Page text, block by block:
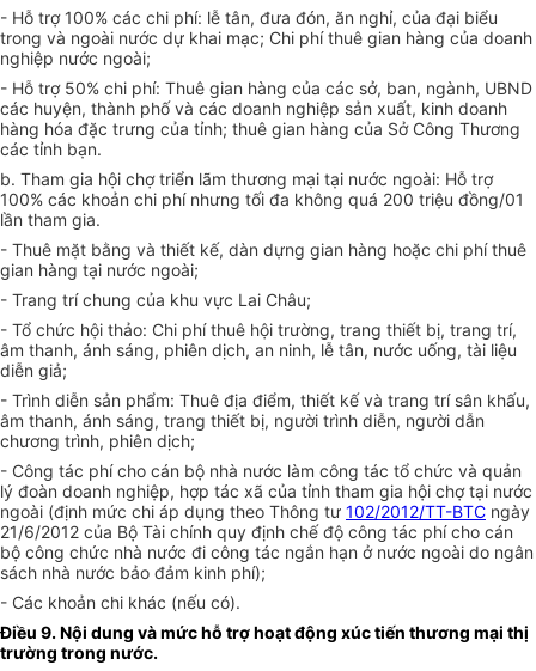
- Hỗ trợ 100% các chi phí: lễ tân, đưa đón, ăn nghỉ, của đại biểu
trong và ngoài nước dự khai mạc; Chi phí thuê gian hàng của doanh
nghiệp nước ngoài;
- Hỗ trợ 50% chi phí: Thuê gian hàng của các sở, ban, ngành, UBND
các huyện, thành phố và các doanh nghiệp sản xuất, kinh doanh
hàng hóa đặc trưng của tỉnh; thuê gian hàng của Sở Công Thương
các tỉnh bạn.
b. Tham gia hội chợ triển lãm thương mại tại nước ngoài: Hỗ trợ
100% các khoản chi phí nhưng tối đa không quá 200 triệu đồng/01
lần tham gia.
- Thuê mặt bằng và thiết kế, dàn dựng gian hàng hoặc chi phí thuê
gian hàng tại nước ngoài;
- Trang trí chung của khu vực Lai Châu;
- Tổ chức hội thảo: Chi phí thuê hội trường, trang thiết bị, trang trí,
âm thanh, ánh sáng, phiên dịch, an ninh, lễ tân, nước uống, tài liệu
diễn giả;
- Trình diễn sản phẩm: Thuê địa điểm, thiết kế và trang trí sân khấu,
âm thanh, ánh sáng, trang thiết bị, người trình diễn, người dẫn
chương trình, phiên dịch;
- Công tác phí cho cán bộ nhà nước làm công tác tổ chức và quản
lý đoàn doanh nghiệp, hợp tác xã của tỉnh tham gia hội chợ tại nước
ngoài (định mức chi áp dụng theo Thông tư 102/2012/TT-BTC ngày
21/6/2012 của Bộ Tài chính quy định chế độ công tác phí cho cán
bộ công chức nhà nước đi công tác ngắn hạn ở nước ngoài do ngân
sách nhà nước bảo đảm kinh phí);
- Các khoản chi khác (nếu có).
Điều 9. Nội dung và mức hỗ trợ hoạt động xúc tiến thương mại thị
trường trong nước.